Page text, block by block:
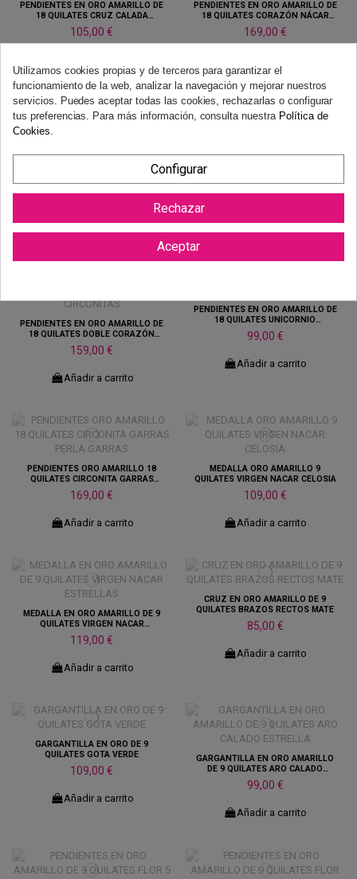
PENDIENTES EN ORO AMARILLO DE
18 QUILATES CRUZ CALADA
CIRCONITA
105,00 €
PENDIENTES EN ORO AMARILLO DE
18 QUILATES CORAZÓN NÁCAR
CIRCONITA
169,00 €
PENDIENTES EN ORO AMARILLO DE
18 QUILATES DOBLE CORAZÓN
ESMALTE ROSA/BLANCO
109,00 €
PENDIENTES EN ORO AMARILLO DE
18 QUILATES DOBLE CORAZÓN
LISO CIRCONITAS
159,00 €
Añadir a carrito
PENDIENTES EN ORO AMARILLO DE
18 QUILATES UNICORNIO
CIRCONITAS
99,00 €
Añadir a carrito
PENDIENTES ORO AMARILLO 18
QUILATES CIRCONITA GARRAS
PERLA GARRAS
169,00 €
Añadir a carrito
MEDALLA ORO AMARILLO 9
QUILATES VIRGEN NACAR CELOSIA
109,00 €
Añadir a carrito
MEDALLA EN ORO AMARILLO DE 9
QUILATES VIRGEN NACAR
ESTRELLAS
119,00 €
Añadir a carrito
CRUZ EN ORO AMARILLO DE 9
QUILATES BRAZOS RECTOS MATE
85,00 €
Añadir a carrito
GARGANTILLA EN ORO DE 9
QUILATES GOTA VERDE
109,00 €
Añadir a carrito
GARGANTILLA EN ORO AMARILLO
DE 9 QUILATES ARO CALADO
ESTRELLA
99,00 €
Añadir a carrito
Utilizamos cookies propias y de terceros para garantizar el
funcionamiento de la web, analizar la navegación y mejorar nuestros
servicios. Puedes aceptar todas las cookies, rechazarlas o configurar
tus preferencias. Para más información, consulta nuestra Política de
Cookies
Configurar
Rechazar
Aceptar